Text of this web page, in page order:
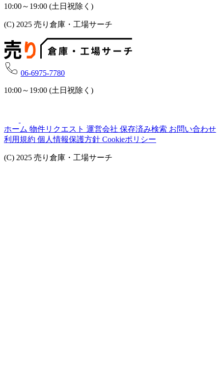
10:00～19:00 (土日祝除く)
(C) 2025 売り倉庫・工場サーチ
06-6975-7780
10:00～19:00 (土日祝除く)
ホーム 物件リクエスト 運営会社 保存済み検索 お問い合わせ
利用規約 個人情報保護方針 Cookieポリシー
(C) 2025 売り倉庫・工場サーチ